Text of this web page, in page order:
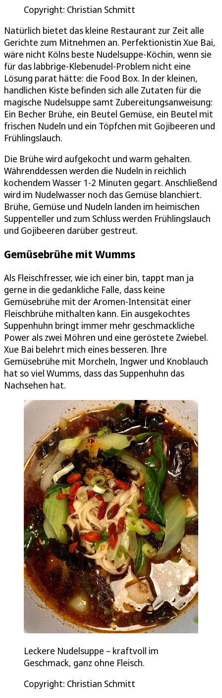
Copyright: Christian Schmitt
Natürlich bietet das kleine Restaurant zur Zeit alle
Gerichte zum Mitnehmen an. Perfektionistin Xue Bai,
wäre nicht Kölns beste Nudelsuppe-Köchin, wenn sie
für das labbrige-Klebenudel-Problem nicht eine
Lösung parat hätte: die Food Box. In der kleinen,
handlichen Kiste befinden sich alle Zutaten für die
magische Nudelsuppe samt Zubereitungsanweisung:
Ein Becher Brühe, ein Beutel Gemüse, ein Beutel mit
frischen Nudeln und ein Töpfchen mit Gojibeeren und
Frühlingslauch.
Die Brühe wird aufgekocht und warm gehalten.
Währenddessen werden die Nudeln in reichlich
kochendem Wasser 1-2 Minuten gegart. Anschließend
wird im Nudelwasser noch das Gemüse blanchiert.
Brühe, Gemüse und Nudeln landen im heimischen
Suppenteller und zum Schluss werden Frühlingslauch
und Gojibeeren darüber gestreut.
Gemüsebrühe mit Wumms
Als Fleischfresser, wie ich einer bin, tappt man ja
gerne in die gedankliche Falle, dass keine
Gemüsebrühe mit der Aromen-Intensität einer
Fleischbrühe mithalten kann. Ein ausgekochtes
Suppenhuhn bringt immer mehr geschmackliche
Power als zwei Möhren und eine geröstete Zwiebel.
Xue Bai belehrt mich eines besseren. Ihre
Gemüsebrühe mit Morcheln, Ingwer und Knoblauch
hat so viel Wumms, dass das Suppenhuhn das
Nachsehen hat.
Leckere Nudelsuppe – kraftvoll im
Geschmack, ganz ohne Fleisch.
Copyright: Christian Schmitt